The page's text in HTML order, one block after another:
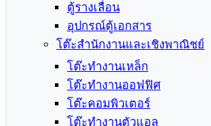
ตู้รางเลื่อน
อุปกรณ์ตู้เอกสาร
โต๊ะสำนักงานและเชิงพาณิชย์
โต๊ะทำงานเหล็ก
โต๊ะทำงานออฟฟิศ
โต๊ะคอมพิวเตอร์
โต๊ะทำงานตัวแอล